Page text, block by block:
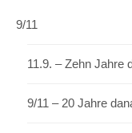
9/11
11.9. – Zehn Jahre
9/11 – 20 Jahre